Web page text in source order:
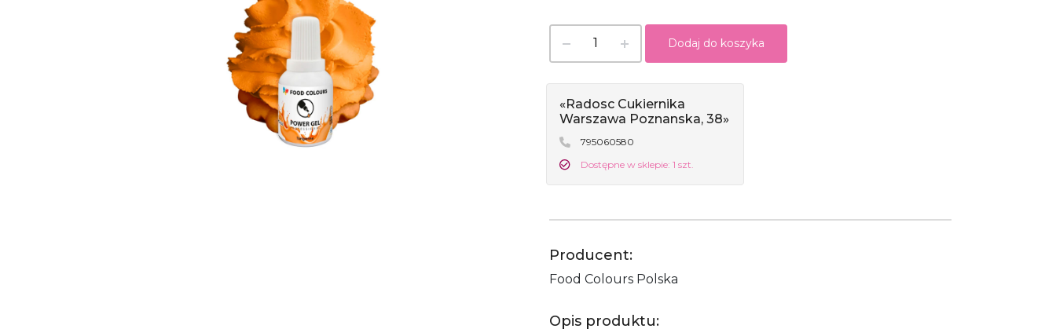
Dodaj do koszyka
«Radosc Cukiernika
Warszawa Poznanska, 38»
795060580
Dostępne w sklepie: 1 szt.
Producent:
Food Colours Polska
Opis produktu: